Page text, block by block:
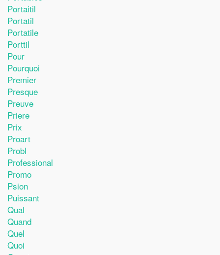
Portaitil
Portatil
Portatile
Porttil
Pour
Pourquoi
Premier
Presque
Preuve
Priere
Prix
Proart
Probl
Professional
Promo
Psion
Puissant
Qual
Quand
Quel
Quoi